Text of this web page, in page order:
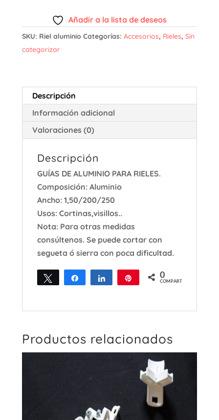
Cortinas
cantidad
Añadir a la lista de deseos
SKU: Riel aluminio Categorías: Accesorios, Rieles, Sin
categorizar
Descripción
Información adicional
Valoraciones (0)
Descripción
GUÍAS DE ALUMINIO PARA RIELES.
Composición: Aluminio
Ancho: 1,50/200/250
Usos: Cortinas,visillos..
Nota: Para otras medidas
consúltenos. Se puede cortar con
segueta ó sierra con poca dificultad.
Twittear Compartir Compartir 0
COMPARTIR
Productos relacionados